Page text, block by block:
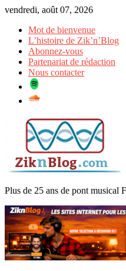
Skip
content
vendredi, août 07, 2026
Mot de bienvenue
L’histoire de Zik’n’Blog
Abonnez-vous
Partenariat de rédaction
Nous contacter
Plus de 25 ans de pont musical